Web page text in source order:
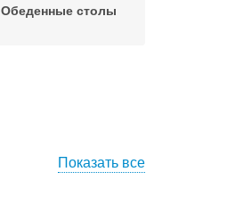
Обеденные столы
Показать все